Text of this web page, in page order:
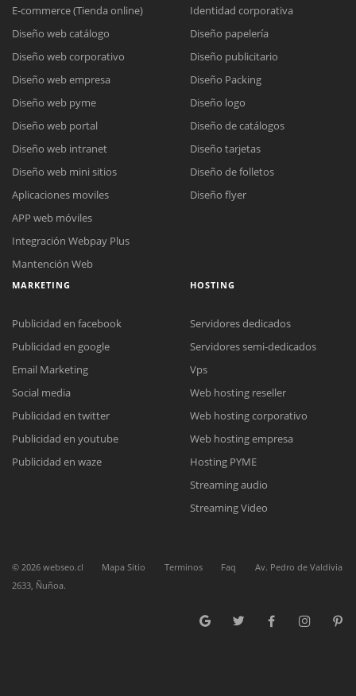
Reunión online
Nuestros ejecutivos le enviarán un correo electrónico con el enlace a
Meet para la reunión online.
Cotización
Complete el formulario y nos contactaremos a la brevedad.
Chat Online
para enviarnos un correo electrónico con sus datos personales.
E-commerce (Tienda online)
Diseño web catálogo
Diseño web corporativo
Diseño web empresa
Diseño web pyme
Diseño web portal
Diseño web intranet
Diseño web mini sitios
Aplicaciones moviles
APP web móviles
Integración Webpay Plus
Mantención Web
Identidad corporativa
Diseño papelería
Diseño publicitario
Diseño Packing
Diseño logo
Diseño de catálogos
Diseño tarjetas
Diseño de folletos
Diseño flyer
MARKETING
Publicidad en facebook
Publicidad en google
Email Marketing
Social media
Publicidad en twitter
Publicidad en youtube
Publicidad en waze
HOSTING
Servidores dedicados
Servidores semi-dedicados
Vps
Web hosting reseller
Web hosting corporativo
Web hosting empresa
Hosting PYME
Streaming audio
Streaming Video
© 2026 webseo.cl Mapa Sitio Terminos Faq
Av. Pedro de Valdivia
2633, Ñuñoa.